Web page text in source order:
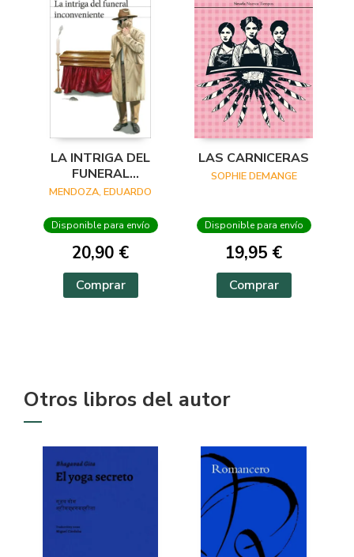
LA INTRIGA DEL
FUNERAL
INCONVENIENTE
MENDOZA, EDUARDO
Disponible para envío
20,90 €
Comprar
LAS CARNICERAS
SOPHIE DEMANGE
Disponible para envío
19,95 €
Comprar
Otros libros del autor